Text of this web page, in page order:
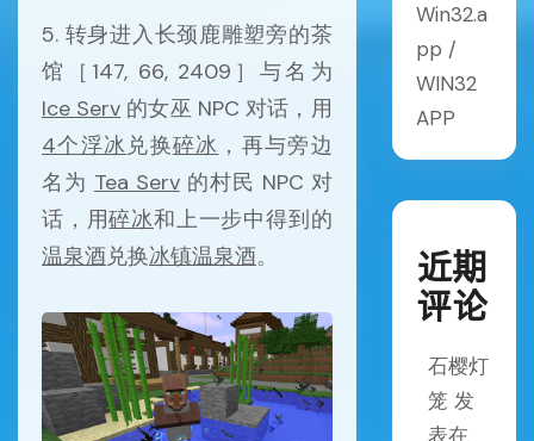
5. 转身进入长颈鹿雕塑旁的茶
馆［147, 66, 2409］与名为
Ice Serv 的女巫 NPC 对话，用
4个浮冰兑换碎冰 ，再与旁边
名为 Tea Serv的村民 NPC 对
话，用碎冰和上一步中得到的
温泉酒兑换冰镇温泉酒。
Win32.a
pp /
WIN32
APP
近期
评论
石樱灯
笼发
表在